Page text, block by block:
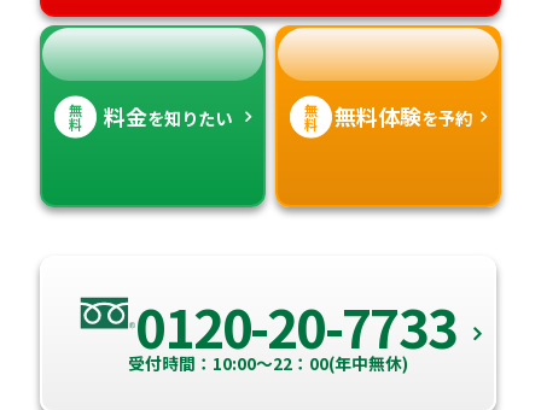
無
料 料金を知りたい 無
料 無料体験を予約
0120-20-7733
受付時間：10:00～22：00(年中無休)